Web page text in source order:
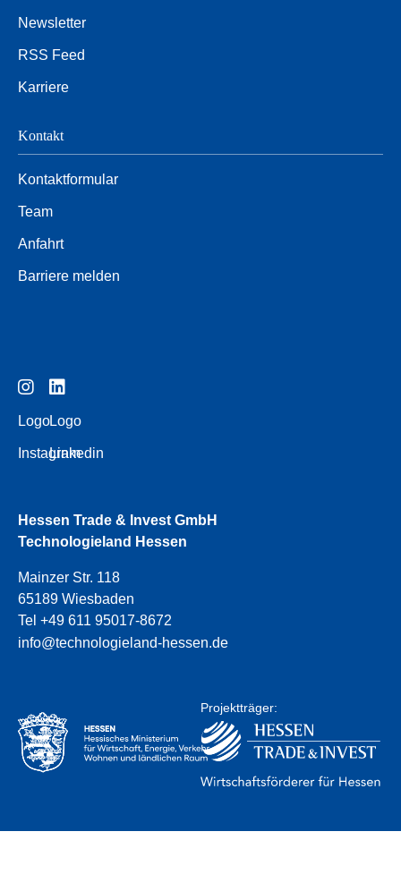
Newsletter
RSS Feed
Karriere
Kontakt
Kontaktformular
Team
Anfahrt
Barriere melden
Logo
Instagram
Logo
Linkedin
Hessen Trade & Invest GmbH
Technologieland Hessen
Mainzer Str. 118
65189 Wiesbaden
Tel +49 611 95017-8672
info@technologieland-hessen.de
Projektträger: